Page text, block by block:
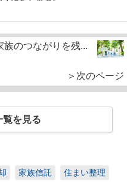
族のつながりを残...
＞次のページ
覧を見る
家族信託 住まい整理